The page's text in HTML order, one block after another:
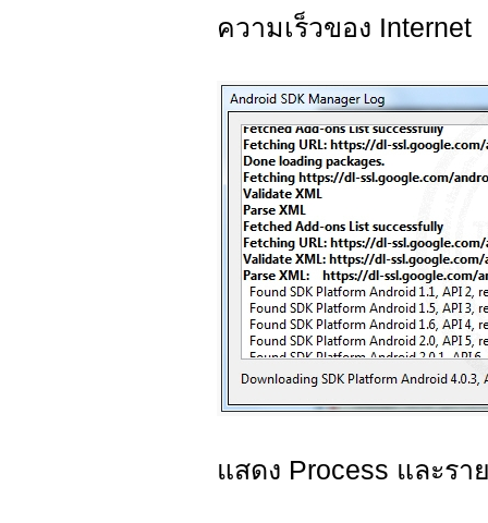
ความเร็วของ Internet
แสดง Process และร